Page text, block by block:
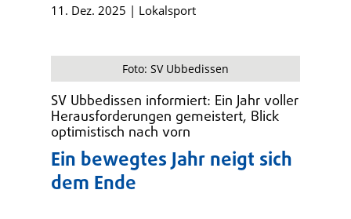
11. Dez. 2025 | Lokalsport
Foto: SV Ubbedissen
SV Ubbedissen informiert: Ein Jahr voller
Herausforderungen gemeistert, Blick
optimistisch nach vorn
Ein bewegtes Jahr neigt sich
dem Ende